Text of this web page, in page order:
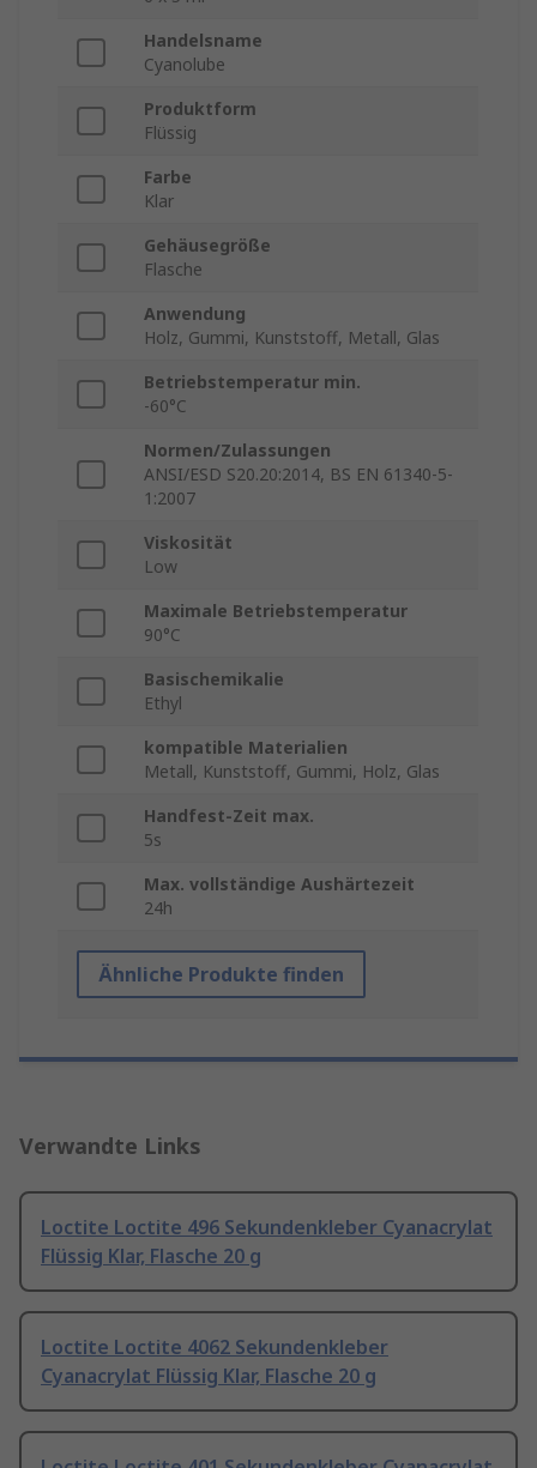
Handelsname
Cyanolube
Produktform
Flüssig
Farbe
Klar
Gehäusegröße
Flasche
Anwendung
Holz, Gummi, Kunststoff, Metall, Glas
Betriebstemperatur min.
-60°C
Normen/Zulassungen
ANSI/ESD S20.20:2014, BS EN 61340-5-
1:2007
Viskosität
Low
Maximale Betriebstemperatur
90°C
Basischemikalie
Ethyl
kompatible Materialien
Metall, Kunststoff, Gummi, Holz, Glas
Handfest-Zeit max.
5s
Max. vollständige Aushärtezeit
24h
Ähnliche Produkte finden
Verwandte Links
Loctite Loctite 496 Sekundenkleber Cyanacrylat
Flüssig Klar, Flasche 20 g
Loctite Loctite 4062 Sekundenkleber
Cyanacrylat Flüssig Klar, Flasche 20 g